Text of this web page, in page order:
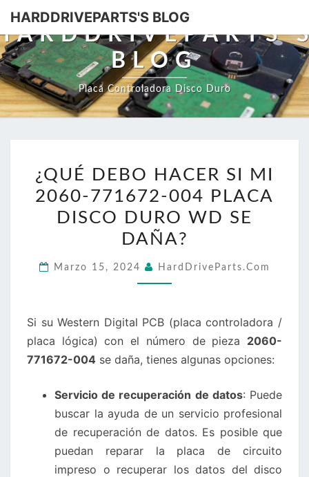
HARDDRIVEPARTS'S BLOG
BLOG
Placa Controladora Disco Duro
DEBO
HACER
SI
MI
771672-
DISCO
DURO
WD
DAÑA?
¿QUÉ DEBO HACER SI MI
2060-771672-004 PLACA
DISCO DURO WD SE
DAÑA?
Marzo 15, 2024 HardDriveParts.com
Si su Western Digital PCB (placa controladora /
placa lógica) con el número de pieza 2060-
771672-004 se daña, tienes algunas opciones:
Servicio de recuperación de datos: Puede
buscar la ayuda de un servicio profesional
de recuperación de datos. Es posible que
puedan reparar la placa de circuito
impreso o recuperar los datos del disco